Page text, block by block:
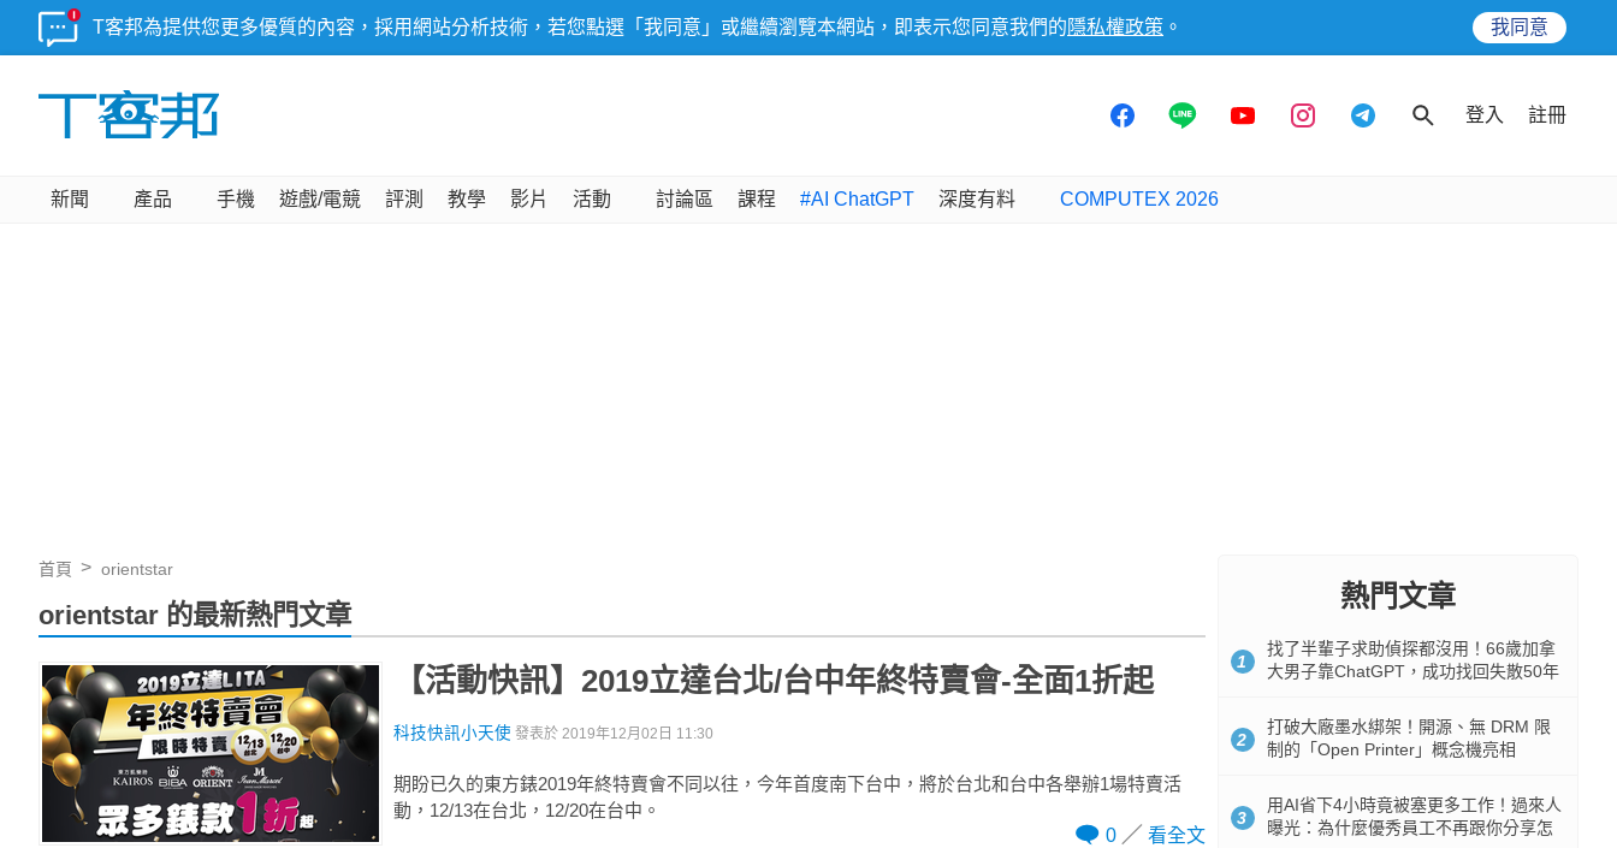
T客邦為提供您更多優質的內容，採用網站分析技術，若您點選「我同意」或繼續瀏覽本網站，即表示您同意我們的 隱私權政策 。 我同意
登入 註冊
新聞 產品 手機 遊戲/電競 評測 教學 影片 活動 討論區 課程 #AI ChatGPT 深度有料 COMPUTEX 2026
首頁 orientstar
orientstar 的最新熱門文章
【活動快訊】2019立達台北/台中年終特賣會-全面1折起
科技快訊小天使 發表於 2019年12月02日 11:30
期盼已久的東方錶2019年終特賣會不同以往，今年首度南下台中，將於台北和台中各舉辦1場特賣活
動，12/13在台北，12/20在台中。
0
看全文
熱門文章
1
找了半輩子求助偵探都沒用！66歲加拿
大男子靠ChatGPT，成功找回失散50年
2
打破大廠墨水綁架！開源、無 DRM 限
制的「Open Printer」概念機亮相
3
用AI省下4小時竟被塞更多工作！過來人
曝光：為什麼優秀員工不再跟你分享怎